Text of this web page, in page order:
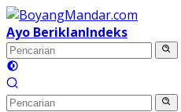
Langsung
ke
konten
Ayo BeriklanIndeks